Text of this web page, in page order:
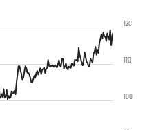
100
110
120